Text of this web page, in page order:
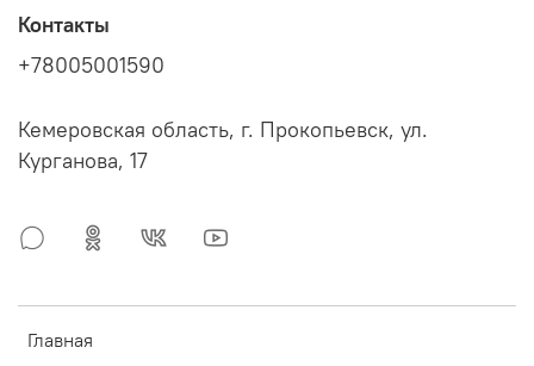
Главная
Контакты
+78005001590
Кемеровская область, г. Прокопьевск, ул.
Курганова, 17